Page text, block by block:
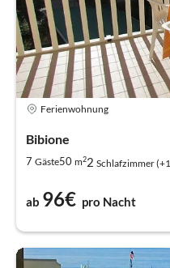
Ferienwohnung
Bibione
7 Gäste50 m22 Schlafzimmer
ab 96€ pro Nacht